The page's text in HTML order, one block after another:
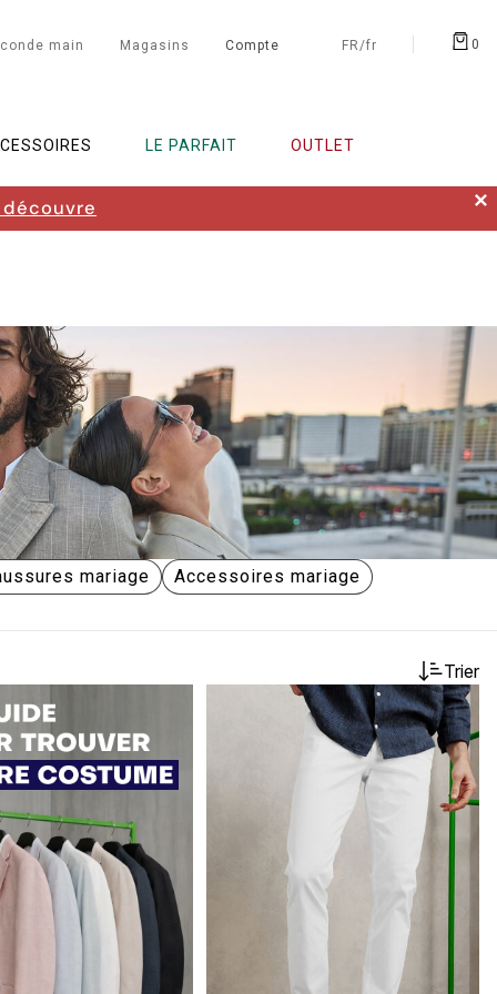
main Magasins Compte FR/fr 0
LE PARFAIT OUTLET
✕
mariage Accessoires mariage
Trier